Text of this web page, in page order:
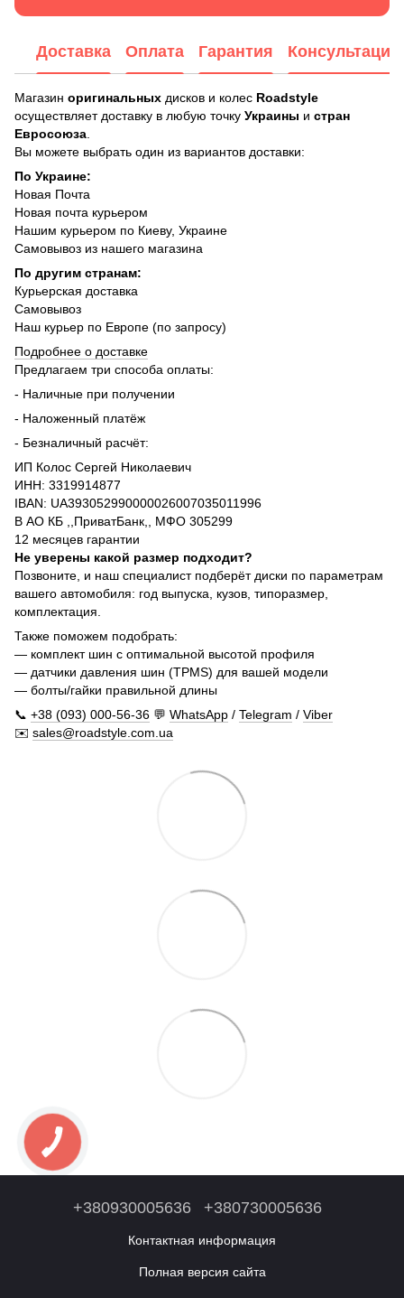
Доставка Оплата Гарантия Консультация
Магазин оригинальных дисков и колес Roadstyle
осуществляет доставку в любую точку Украины и стран
Евросоюза
Вы можете выбрать один из вариантов доставки:
По Украине:
Новая Почта
Новая почта курьером
Нашим курьером по Киеву, Украине
Самовывоз из нашего магазина
По другим странам:
Курьерская доставка
Самовывоз
Наш курьер по Европе (по запросу)
Подробнее о доставке
Предлагаем три способа оплаты:
- Наличные при получении
- Наложенный платёж
- Безналичный расчёт:
ИП Колос Сергей Николаевич
ИНН: 3319914877
IBAN: UA393052990000026007035011996
В АО КБ ,,ПриватБанк,, МФО 305299
12 месяцев гарантии
Не уверены какой размер подходит?
Позвоните, и наш специалист подберёт диски по параметрам
вашего автомобиля: год выпуска, кузов, типоразмер,
комплектация.
Также поможем подобрать:
— комплект шин с оптимальной высотой профиля
— датчики давления шин (TPMS) для вашей модели
— болты/гайки правильной длины
📞 +38 (093) 000-56-36 💬 WhatsApp / Telegram / Viber
✉️ sales@roadstyle.com.ua
+380930005636 +380730005636
Контактная информация
Полная версия сайта